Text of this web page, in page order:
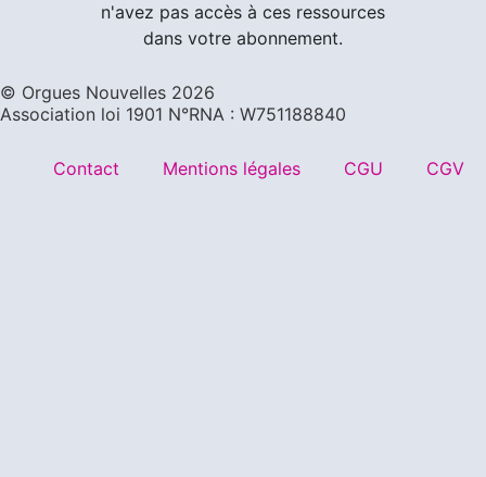
n'avez pas accès à ces ressources
dans votre abonnement.
©️ Orgues Nouvelles 2026
Association loi 1901 N°RNA : W751188840
Contact Mentions légales CGU CGV